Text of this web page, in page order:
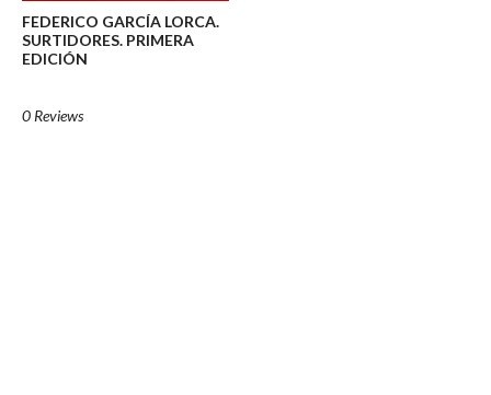
FEDERICO GARCÍA LORCA.
SURTIDORES. PRIMERA
EDICIÓN
0 Reviews